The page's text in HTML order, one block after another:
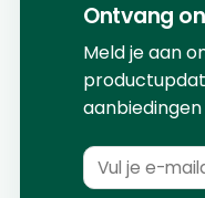
Ontvang
Meld je aan